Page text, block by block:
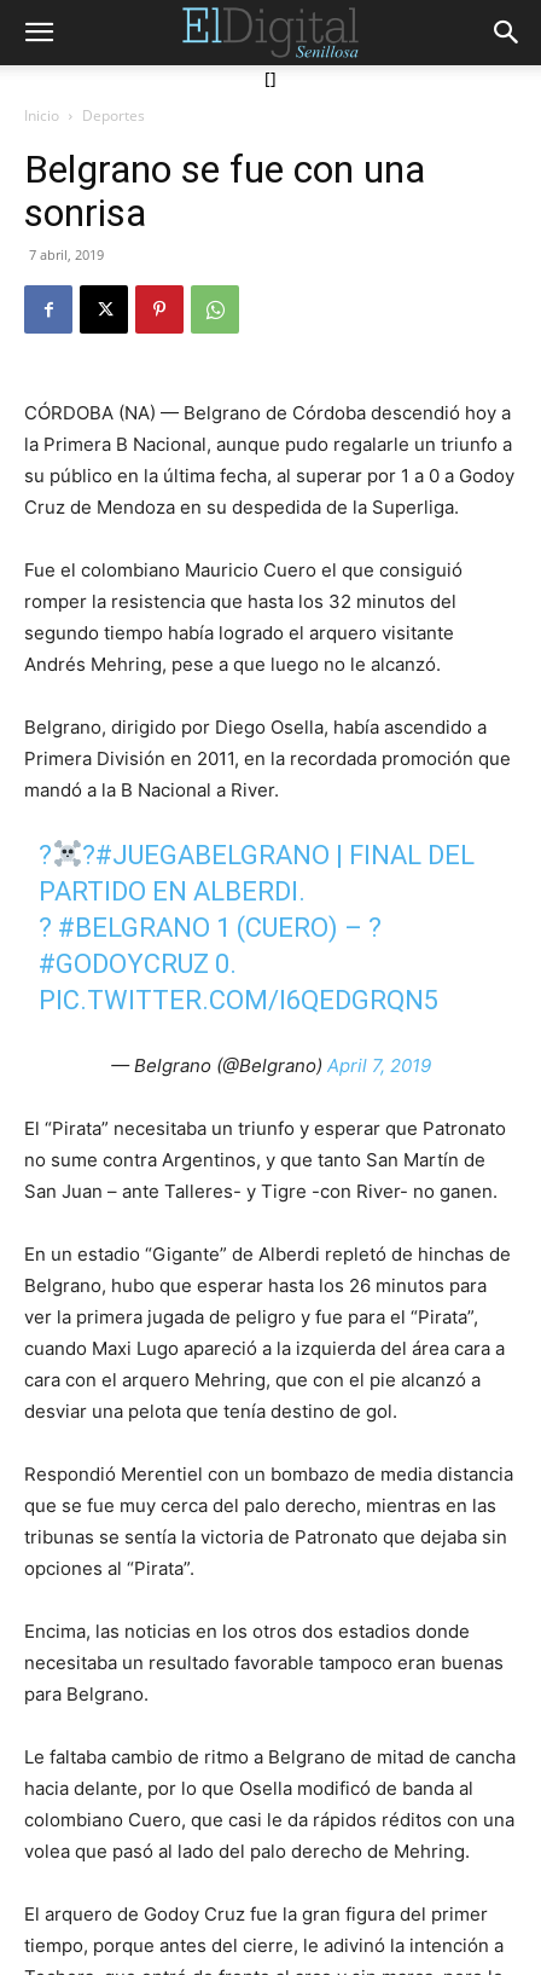
[]
Inicio Deportes
Belgrano se fue con una
sonrisa
7 abril, 2019
CÓRDOBA (NA) — Belgrano de Córdoba descendió hoy a
la Primera B Nacional, aunque pudo regalarle un triunfo a
su público en la última fecha, al superar por 1 a 0 a Godoy
Cruz de Mendoza en su despedida de la Superliga.
Fue el colombiano Mauricio Cuero el que consiguió
romper la resistencia que hasta los 32 minutos del
segundo tiempo había logrado el arquero visitante
Andrés Mehring, pese a que luego no le alcanzó.
Belgrano, dirigido por Diego Osella, había ascendido a
Primera División en 2011, en la recordada promoción que
mandó a la B Nacional a River.
?‍ ?#JUEGABELGRANO | FINAL DEL
PARTIDO EN ALBERDI.
? #BELGRANO 1 (CUERO) – ?
#GODOYCRUZ 0.
PIC.TWITTER.COM/I6QEDGRQN5
— Belgrano (@Belgrano) April 7, 2019
El “Pirata” necesitaba un triunfo y esperar que Patronato
no sume contra Argentinos, y que tanto San Martín de
San Juan – ante Talleres- y Tigre -con River- no ganen.
En un estadio “Gigante” de Alberdi repletó de hinchas de
Belgrano, hubo que esperar hasta los 26 minutos para
ver la primera jugada de peligro y fue para el “Pirata”,
cuando Maxi Lugo apareció a la izquierda del área cara a
cara con el arquero Mehring, que con el pie alcanzó a
desviar una pelota que tenía destino de gol.
Respondió Merentiel con un bombazo de media distancia
que se fue muy cerca del palo derecho, mientras en las
tribunas se sentía la victoria de Patronato que dejaba sin
opciones al “Pirata”.
Encima, las noticias en los otros dos estadios donde
necesitaba un resultado favorable tampoco eran buenas
para Belgrano.
Le faltaba cambio de ritmo a Belgrano de mitad de cancha
hacia delante, por lo que Osella modificó de banda al
colombiano Cuero, que casi le da rápidos réditos con una
volea que pasó al lado del palo derecho de Mehring.
El arquero de Godoy Cruz fue la gran figura del primer
tiempo, porque antes del cierre, le adivinó la intención a